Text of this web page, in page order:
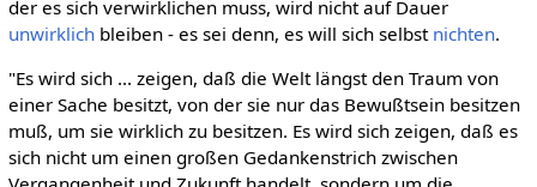
der es sich verwirklichen muss, wird nicht auf Dauer
unwirklichbleiben - es sei denn, es will sich selbst nichten.
"Es wird sich ... zeigen, daß die Welt längst den Traum von
einer Sache besitzt, von der sie nur das Bewußtsein besitzen
muß, um sie wirklich zu besitzen. Es wird sich zeigen, daß es
sich nicht um einen großen Gedankenstrich zwischen